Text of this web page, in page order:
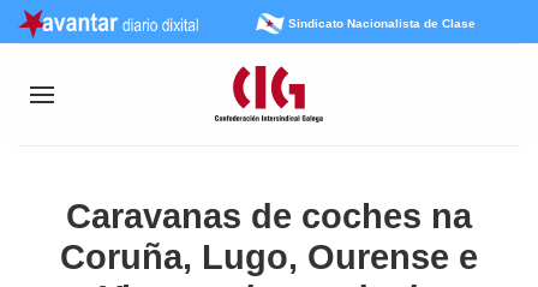
Sindicato Nacionalista de Clase
Caravanas de coches na
Coruña, Lugo, Ourense e